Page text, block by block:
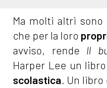
Ma molti altri
che per la loro
avviso, rende Il
Harper Lee un
scolastica. Un